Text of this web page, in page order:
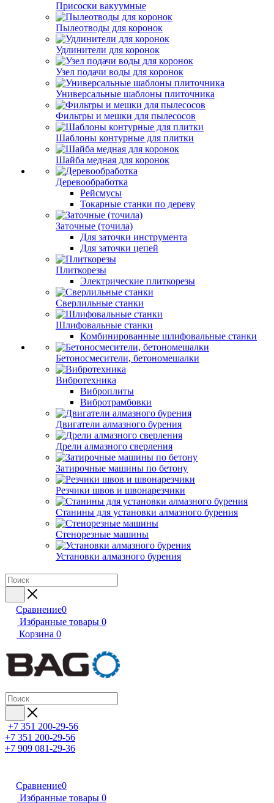
Присоски вакуумные
Пылеотводы для коронок
Удлинители для коронок
Узел подачи воды для коронок
Универсальные шаблоны плиточника
Фильтры и мешки для пылесосов
Шаблоны контурные для плитки
Шайба медная для коронок
Деревообработка
Рейсмусы
Токарные станки по дереву
Заточные (точила)
Для заточки инструмента
Для заточки цепей
Плиткорезы
Электрические плиткорезы
Сверлильные станки
Шлифовальные станки
Комбинированные шлифовальные станки
Бетоносмесители, бетономешалки
Вибротехника
Виброплиты
Вибротрамбовки
Двигатели алмазного бурения
Дрели алмазного сверления
Затирочные машины по бетону
Резчики швов и швонарезчики
Станины для установки алмазного бурения
Стенорезные машины
Установки алмазного бурения
Сравнение0
Избранные товары 0
Корзина 0
+7 351 200-29-56
+7 351 200-29-56
+7 909 081-29-36
Сравнение0
Избранные товары 0